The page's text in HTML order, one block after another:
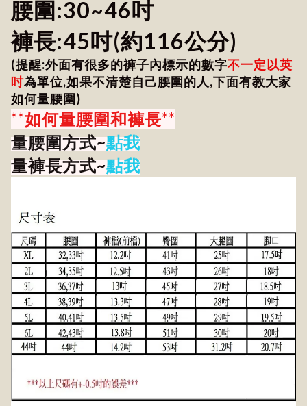
腰圍:30~46吋
褲長:45吋(約116公分)
(提醒:外面有很多的褲子內標示的數字不一定以英
吋為單位,如果不清楚自己腰圍的人,下面有教大家
如何量腰圍)
**如何量腰圍和褲長**
量腰圍方式~點我
量褲長方式~點我